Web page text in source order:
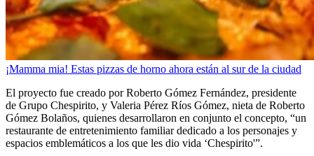
¡Mamma mia! Estas pizzas de horno ahora están al sur de la ciudad
El proyecto fue creado por Roberto Gómez Fernández, presidente
de Grupo Chespirito, y Valeria Pérez Ríos Gómez, nieta de Roberto
Gómez Bolaños, quienes desarrollaron en conjunto el concepto, “un
restaurante de entretenimiento familiar dedicado a los personajes y
espacios emblemáticos a los que les dio vida ‘Chespirito'”.